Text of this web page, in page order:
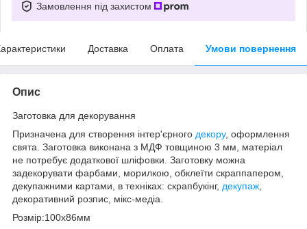
Замовлення під захистом
Доставка Оплата Умови повернення
Опис
Заготовка для декорування
Призначена для створення інтер'єрного декору, оформлення
свята. Заготовка виконана з МДФ товщиною 3 мм, матеріал
не потребує додаткової шліфовки. Заготовку можна
задекорувати фарбами, морилкою, обклеїти скраппапером,
декупажними картами, в техніках: скрапбукінг, декупаж
декоративний розпис, мікс-медіа.
Розмір:100х86мм